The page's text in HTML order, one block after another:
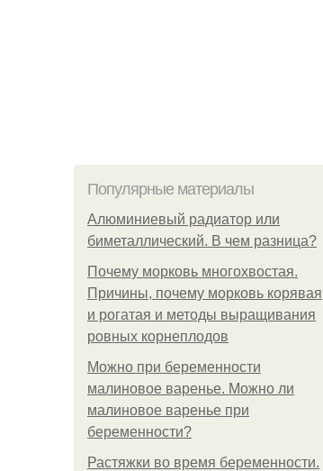
Популярные материалы
Алюминиевый радиатор или
биметаллический. В чем разница?
Почему морковь многохвостая.
Причины, почему морковь корявая
и рогатая и методы выращивания
ровных корнеплодов
Можно при беременности
малиновое варенье. Можно ли
малиновое варенье при
беременности?
Растяжки во время беременности.